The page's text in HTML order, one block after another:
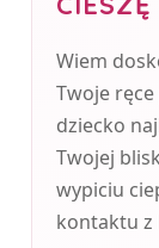
Wiem
Twoje
dziecko
Twojej
wypiciu
kontaktu z